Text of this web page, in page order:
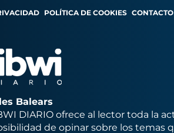
POLÍTICA DE COOKIES CONTACTO
Balears
DIARIO ofrece al lector toda la
de opinar sobre los temas